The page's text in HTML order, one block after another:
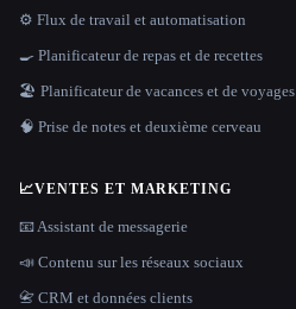
⚙️ Flux de travail et automatisation
🍳 Planificateur de repas et de recettes
🏖 Planificateur de vacances et de voyages
🧠 Prise de notes et deuxième cerveau
📈VENTES ET MARKETING
📧 Assistant de messagerie
📣 Contenu sur les réseaux sociaux
📇 CRM et données clients